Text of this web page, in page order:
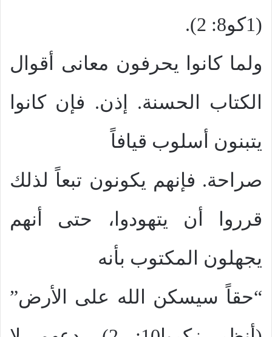
(1كو8: 2).
ولما كانوا يحرفون معانى أقوال
الكتاب الحسنة. إذن. فإن كانوا
يتبنون أسلوب قيافاً
صراحة. فإنهم يكونون تبعاً لذلك
قرروا أن يتهودوا، حتى أنهم
يجهلون المكتوب بأنه
“حقاً سيسكن الله على الأرض”